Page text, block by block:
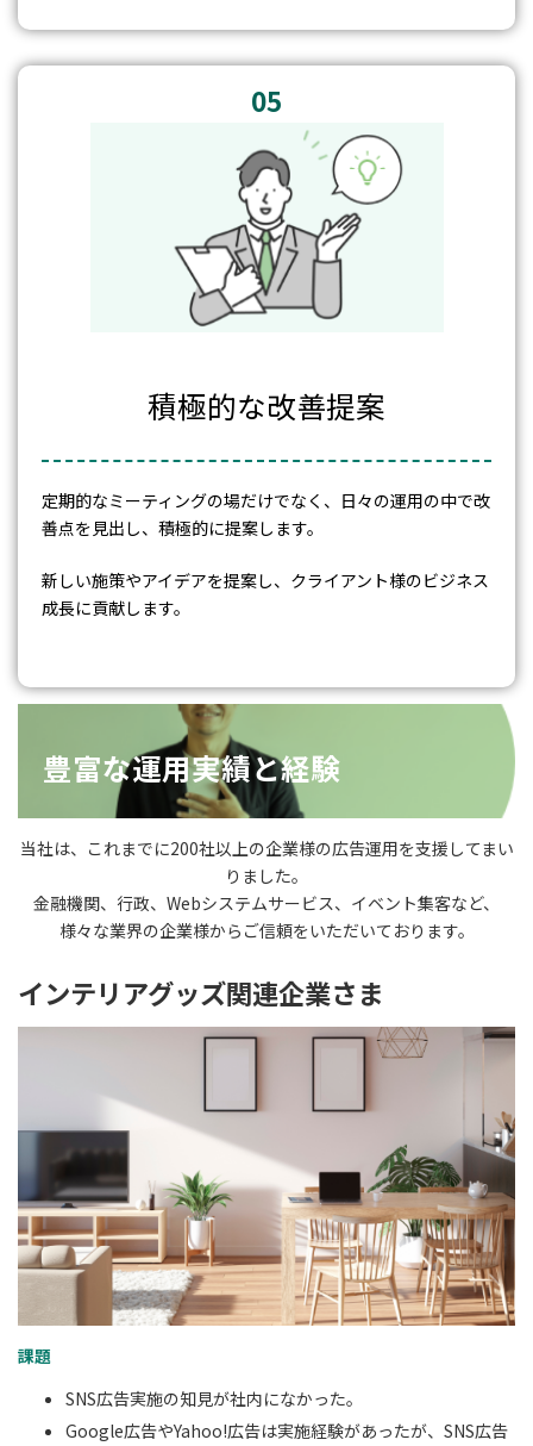
05
積極的な改善提案
定期的なミーティングの場だけでなく、日々の運用の中で改
善点を見出し、積極的に提案します。
新しい施策やアイデアを提案し、クライアント様のビジネス
成長に貢献します。
豊富な運用実績と経験
当社は、これまでに200社以上の企業様の広告運用を支援してまい
りました。
金融機関、行政、Webシステムサービス、イベント集客など、
様々な業界の企業様からご信頼をいただいております。
インテリアグッズ関連企業さま
課題
SNS広告実施の知見が社内になかった。
Google広告やYahoo!広告は実施経験があったが、SNS広告